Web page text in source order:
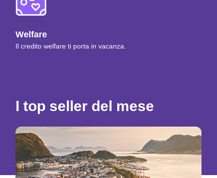
Welfare
Il credito welfare ti porta in vacanza.
I top seller del mese